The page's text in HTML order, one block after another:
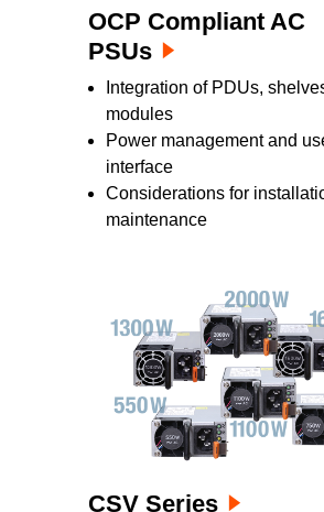
OCP Compliant AC
PSUs
Integration of PDUs,
modules
Power management and
interface
Considerations for
maintenance
CSV Series